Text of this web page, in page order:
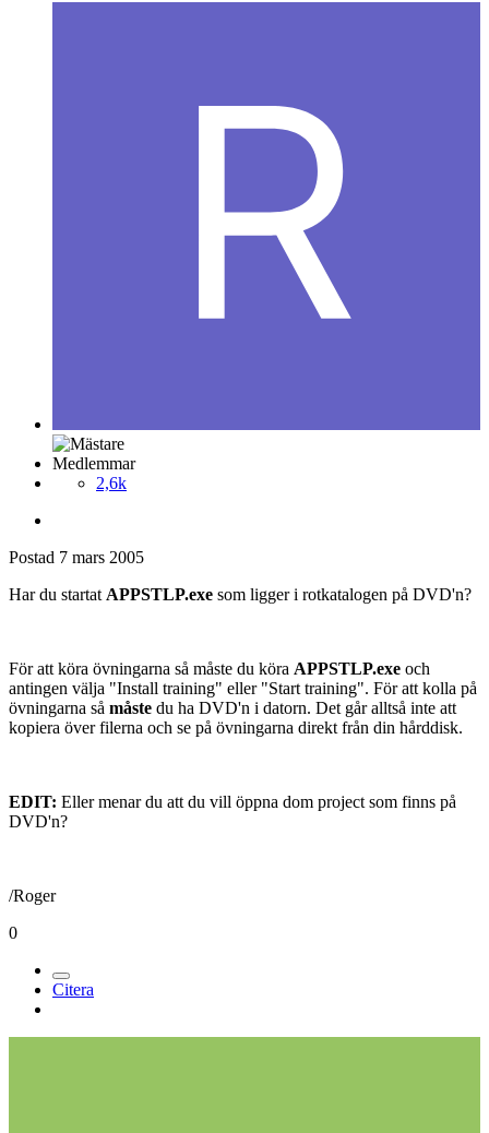
Medlemmar
2,6k
Postad 7 mars 2005
Har du startat APPSTLP.exe som ligger i rotkatalogen på DVD'n?
För att köra övningarna så måste du köra APPSTLP.exe och
antingen välja "Install training" eller "Start training". För att kolla på
övningarna så måste du ha DVD'n i datorn. Det går alltså inte att
kopiera över filerna och se på övningarna direkt från din hårddisk.
EDIT: Eller menar du att du vill öppna dom project som finns på
DVD'n?
/Roger
0
Citera